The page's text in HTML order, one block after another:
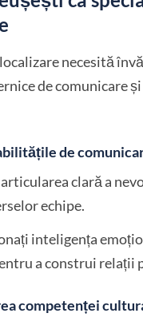
necesită
de comunicare
de
articularea clară a
echipe.
inteligența
a construi relații
competenței